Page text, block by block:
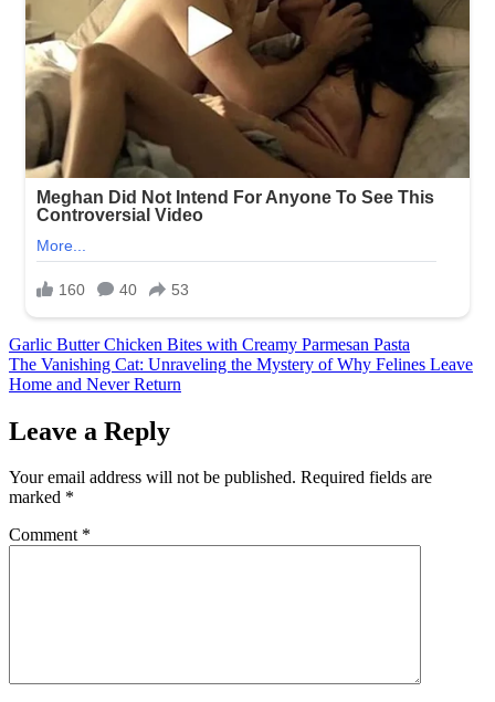
Post
navigation
Garlic Butter Chicken Bites with Creamy Parmesan Pasta
The Vanishing Cat: Unraveling the Mystery of Why Felines Leave
Home and Never Return
Leave a Reply
Your email address will not be published. Required fields are
marked *
Comment *